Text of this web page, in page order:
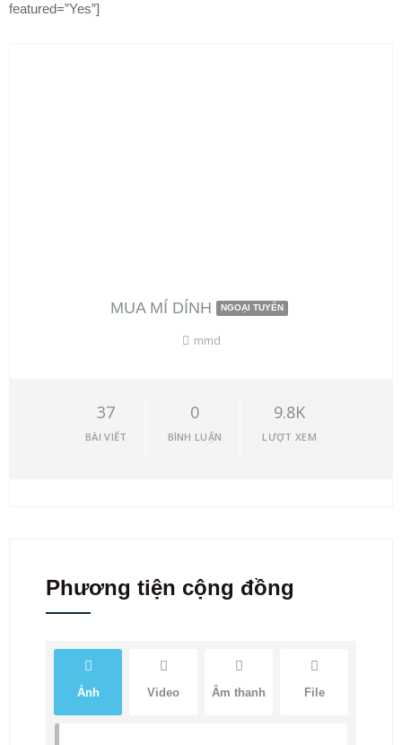
featured=”Yes”]
MUA MÍ DÍNH NGOẠI TUYẾN
mmd
37
BÀI VIẾT
0
BÌNH LUẬN
9.8K
LƯỢT XEM
Phương tiện cộng đồng
Ảnh Video Âm thanh File